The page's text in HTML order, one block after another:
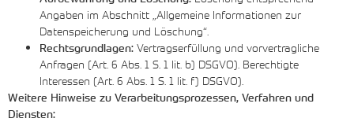
Angaben im Abschnitt „Allgemeine Informationen zur
Datenspeicherung und Löschung“.
Rechtsgrundlagen: Vertragserfüllung und vorvertragliche
Anfragen (Art. 6 Abs. 1 S. 1 lit. b) DSGVO). Berechtigte
Interessen (Art. 6 Abs. 1 S. 1 lit. f) DSGVO).
Weitere Hinweise zu Verarbeitungsprozessen, Verfahren und
Diensten: